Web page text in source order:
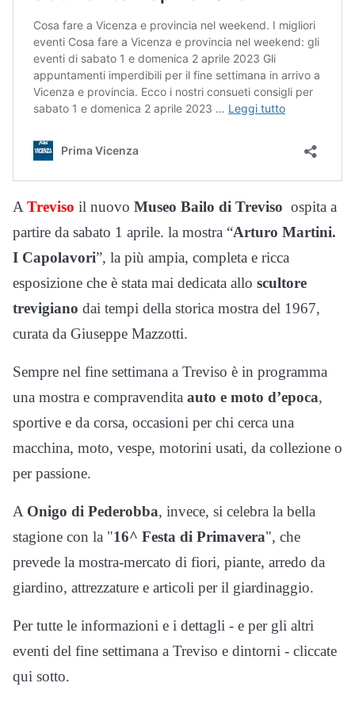
A Treviso il nuovo Museo Bailo di Treviso ospita a
partire da sabato 1 aprile. la mostra “Arturo Martini.
I Capolavori”, la più ampia, completa e ricca
esposizione che è stata mai dedicata allo scultore
trevigiano dai tempi della storica mostra del 1967,
curata da Giuseppe Mazzotti.
Sempre nel fine settimana a Treviso è in programma
una mostra e compravendita auto e moto d’epoca,
sportive e da corsa, occasioni per chi cerca una
macchina, moto, vespe, motorini usati, da collezione o
per passione.
A Onigo di Pederobba, invece, si celebra la bella
stagione con la "16^ Festa di Primavera", che
prevede la mostra-mercato di fiori, piante, arredo da
giardino, attrezzature e articoli per il giardinaggio.
Per tutte le informazioni e i dettagli - e per gli altri
eventi del fine settimana a Treviso e dintorni - cliccate
qui sotto.